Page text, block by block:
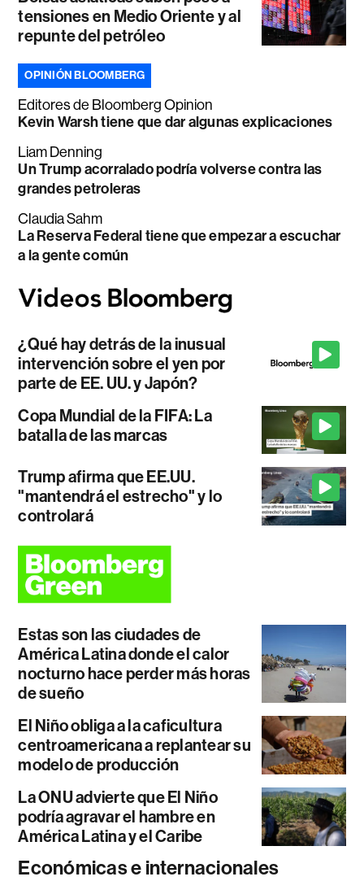
tensiones en Medio Oriente y al
repunte del petróleo
OPINIÓN BLOOMBERG
Editores de Bloomberg Opinion
Kevin Warsh tiene que dar algunas explicaciones
Liam Denning
Un Trump acorralado podría volverse contra las
grandes petroleras
Claudia Sahm
La Reserva Federal tiene que empezar a escuchar
a la gente común
¿Qué hay detrás de la inusual
intervención sobre el yen por
parte de EE. UU. y Japón?
Copa Mundial de la FIFA: La
batalla de las marcas
Trump afirma que EE.UU.
"mantendrá el estrecho" y lo
controlará
Estas son las ciudades de
América Latina donde el calor
nocturno hace perder más horas
de sueño
El Niño obliga a la caficultura
centroamericana a replantear su
modelo de producción
La ONU advierte que El Niño
podría agravar el hambre en
América Latina y el Caribe
Económicas e internacionales